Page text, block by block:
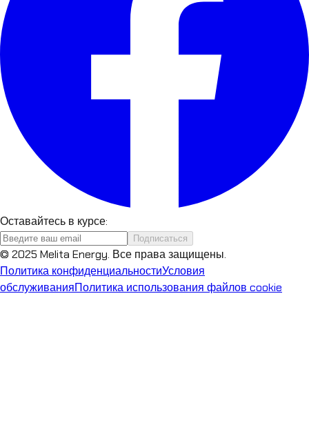
Оставайтесь в курсе:
Подписаться
© 2025 Melita Energy. Все права защищены.
Политика конфиденциальностиУсловия
обслуживанияПолитика использования файлов cookie